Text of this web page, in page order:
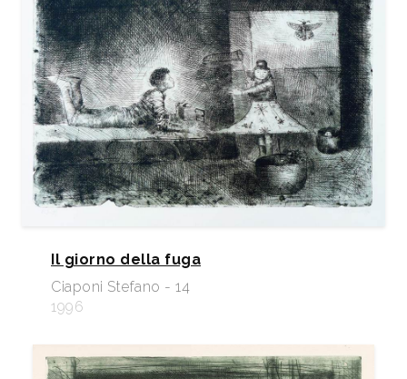
Il giorno della fuga
Ciaponi Stefano - 14
1996